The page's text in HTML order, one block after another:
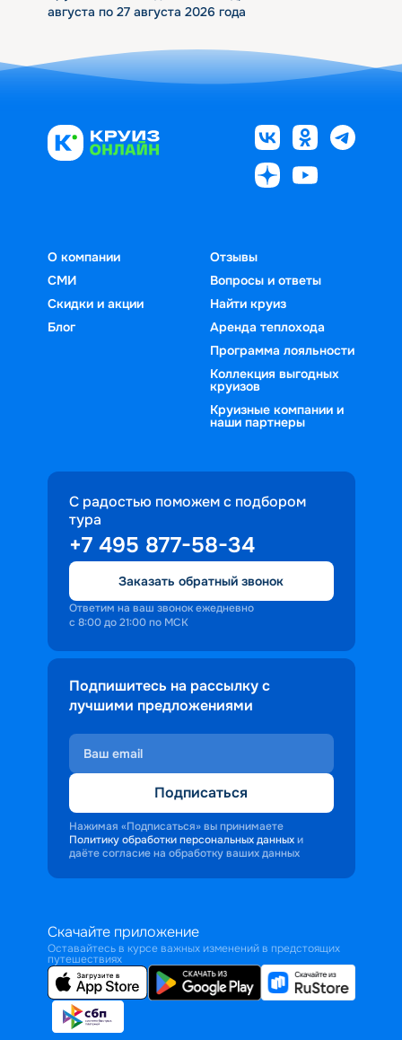
августа по 27 августа 2026 года
О компании
СМИ
Скидки и акции
Блог
Отзывы
Вопросы и ответы
Найти круиз
Аренда теплохода
Программа лояльности
Коллекция выгодных
круизов
Круизные компании и
наши партнеры
С радостью поможем с подбором
тура
+7 495 877-58-34
Заказать обратный звонок
Ответим на ваш звонок ежедневно
с 8:00 до 21:00 по МСК
Подпишитесь на рассылку с
лучшими предложениями
Подписаться
Нажимая «Подписаться» вы принимаете
Политику обработки персональных данных и
даёте согласие на обработку ваших данных
Скачайте приложение
Оставайтесь в курсе важных изменений в предстоящих
путешествиях